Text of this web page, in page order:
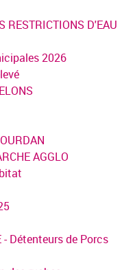
RESTRICTIONS D'EAU
2026
AGGLO
- Détenteurs de Porcs